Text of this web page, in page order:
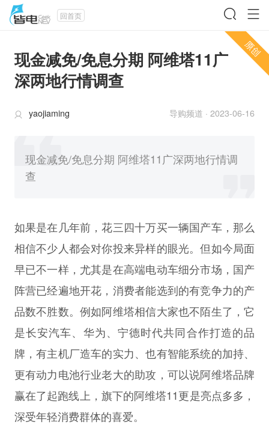
回首页
现金减免/免息分期 阿维塔11广
深两地行情调查
yaojiaming 导购频道 · 2023-06-16
现金减免/免息分期 阿维塔11广深两地行情调
查
如果是在几年前，花三四十万买一辆国产车，那么
相信不少人都会对你投来异样的眼光。但如今局面
早已不一样，尤其是在高端电动车细分市场，国产
阵营已经遍地开花，消费者能选到的有竞争力的产
品数不胜数。例如阿维塔相信大家也不陌生了，它
是长安汽车、华为、宁德时代共同合作打造的品
牌，有主机厂造车的实力、也有智能系统的加持、
更有动力电池行业老大的助攻，可以说阿维塔品牌
赢在了起跑线上，旗下的阿维塔11更是亮点多多，
深受年轻消费群体的喜爱。